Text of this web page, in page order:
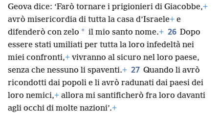
Geova dice: ‘Farò tornare i prigionieri di Giacobbe,+
avrò misericordia di tutta la casa d’Israele+ e
difenderò con zelo * il mio santo nome.+ 26 Dopo
essere stati umiliati per tutta la loro infedeltà nei
miei confronti,+ vivranno al sicuro nel loro paese,
senza che nessuno li spaventi.+ 27 Quando li avrò
ricondotti dai popoli e li avrò radunati dai paesi dei
loro nemici,+ allora mi santificherò fra loro davanti
agli occhi di molte nazioni’.+